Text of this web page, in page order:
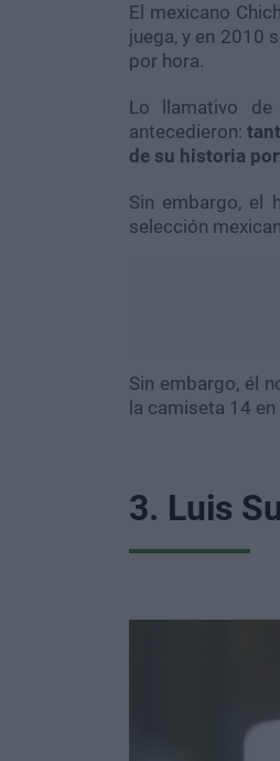
El mexicano
juega, y en 2010
por hora.
Lo llamativo de
antecedieron:
de su historia
Sin embargo, el
selección
Sin embargo, él
la camiseta 14
3. Luis